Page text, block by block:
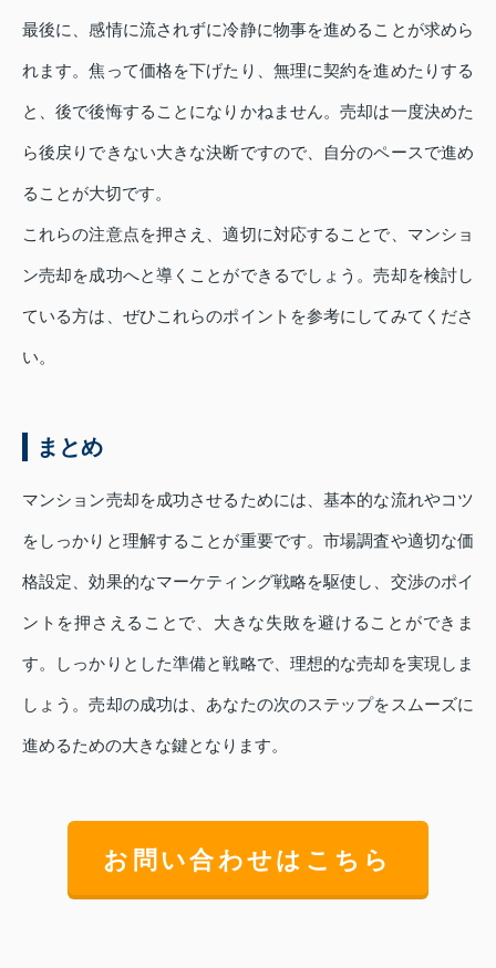
最後に、感情に流されずに冷静に物事を進めることが求めら
れます。焦って価格を下げたり、無理に契約を進めたりする
と、後で後悔することになりかねません。売却は一度決めた
ら後戻りできない大きな決断ですので、自分のペースで進め
ることが大切です。
これらの注意点を押さえ、適切に対応することで、マンショ
ン売却を成功へと導くことができるでしょう。売却を検討し
ている方は、ぜひこれらのポイントを参考にしてみてくださ
い。
まとめ
マンション売却を成功させるためには、基本的な流れやコツ
をしっかりと理解することが重要です。市場調査や適切な価
格設定、効果的なマーケティング戦略を駆使し、交渉のポイ
ントを押さえることで、大きな失敗を避けることができま
す。しっかりとした準備と戦略で、理想的な売却を実現しま
しょう。売却の成功は、あなたの次のステップをスムーズに
進めるための大きな鍵となります。
お問い合わせはこちら